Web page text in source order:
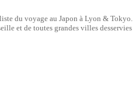
du voyage au Japon à Lyon & Tokyo.
et de toutes grandes villes desservies